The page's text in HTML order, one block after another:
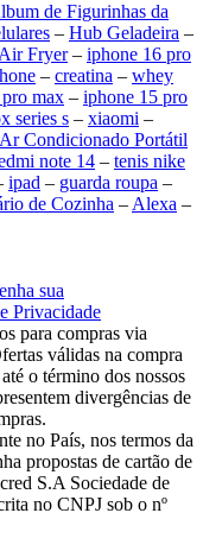
de Figurinhas da
– Hub Geladeira –
Air Fryer– iphone 16 pro
– creatina – whey
max – iphone 15 pro
series s – xiaomi –
Ar Condicionado Portátil
note 14 – tenis nike
ipad – guarda roupa –
de Cozinha – Alexa –
sua
Privacidade
para compras via
válidas na compra
o término dos nossos
divergências de
no País, nos termos da
propostas de cartão de
S.A Sociedade de
no CNPJ sob o nº